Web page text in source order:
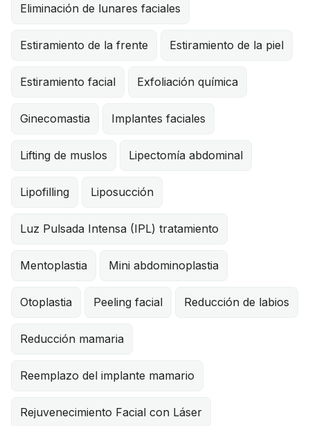
Eliminación de lunares faciales
Estiramiento de la frente Estiramiento de la piel
Estiramiento facial Exfoliación química
Ginecomastia Implantes faciales
Lifting de muslos Lipectomía abdominal
Lipofilling Liposucción
Luz Pulsada Intensa (IPL) tratamiento
Mentoplastia Mini abdominoplastia
Otoplastia Peeling facial Reducción de labios
Reducción mamaria
Reemplazo del implante mamario
Rejuvenecimiento Facial con Láser